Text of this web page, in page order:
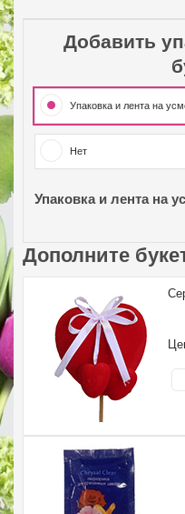
Добавить
Упаковка и лента на
Нет
Упаковка и лента на
Дополните